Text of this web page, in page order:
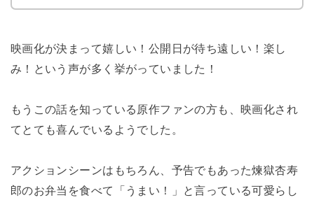
映画化が決まって嬉しい！公開日が待ち遠しい！楽し
み！という声が多く挙がっていました！
もうこの話を知っている原作ファンの方も、映画化され
てとても喜んでいるようでした。
アクションシーンはもちろん、予告でもあった煉獄杏寿
郎のお弁当を食べて「うまい！」と言っている可愛らし